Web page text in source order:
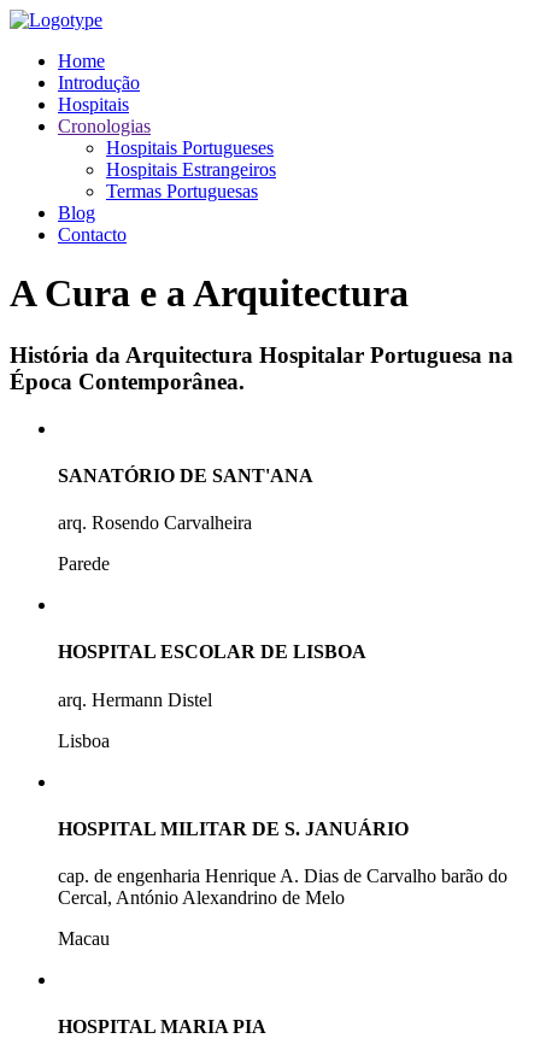
Home
Introdução
Hospitais
Cronologias
Hospitais Portugueses
Hospitais Estrangeiros
Termas Portuguesas
Blog
Contacto
A Cura e a Arquitectura
História da Arquitectura Hospitalar Portuguesa na
Época Contemporânea.
SANATÓRIO DE SANT'ANA
arq. Rosendo Carvalheira
Parede
HOSPITAL ESCOLAR DE LISBOA
arq. Hermann Distel
Lisboa
HOSPITAL MILITAR DE S. JANUÁRIO
cap. de engenharia Henrique A. Dias de Carvalho barão do
Cercal, António Alexandrino de Melo
Macau
HOSPITAL MARIA PIA